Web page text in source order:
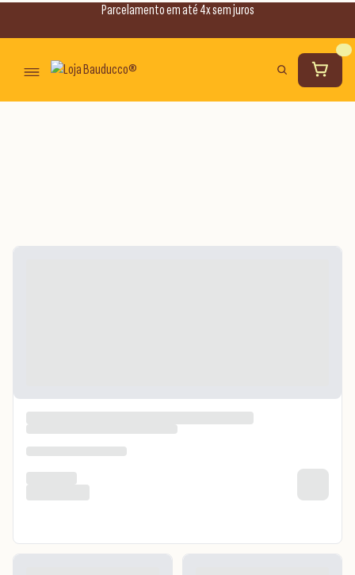
Parcelamento em até 4x sem juros